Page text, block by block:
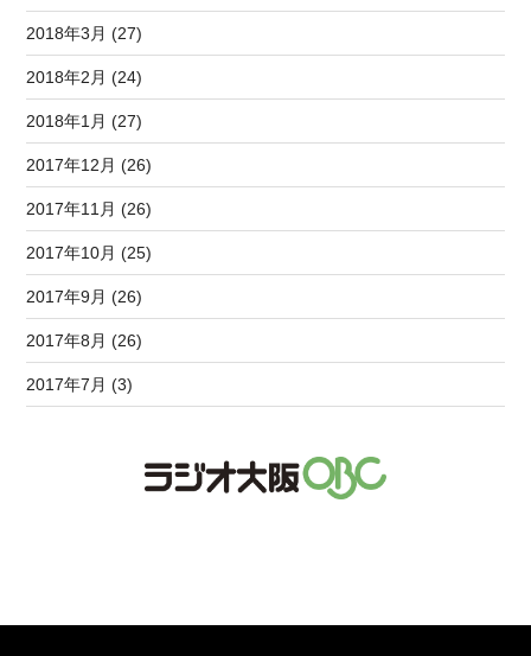
2018年3月 (27)
2018年2月 (24)
2018年1月 (27)
2017年12月 (26)
2017年11月 (26)
2017年10月 (25)
2017年9月 (26)
2017年8月 (26)
2017年7月 (3)